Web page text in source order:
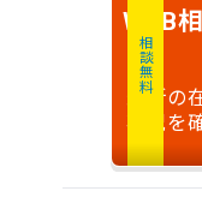
相談無料
WEB
最新の
状況を